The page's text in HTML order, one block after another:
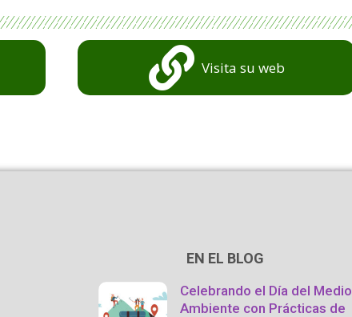
Visita su web
EN EL BLOG
Celebrando el Día del Medio
Ambiente con Prácticas de